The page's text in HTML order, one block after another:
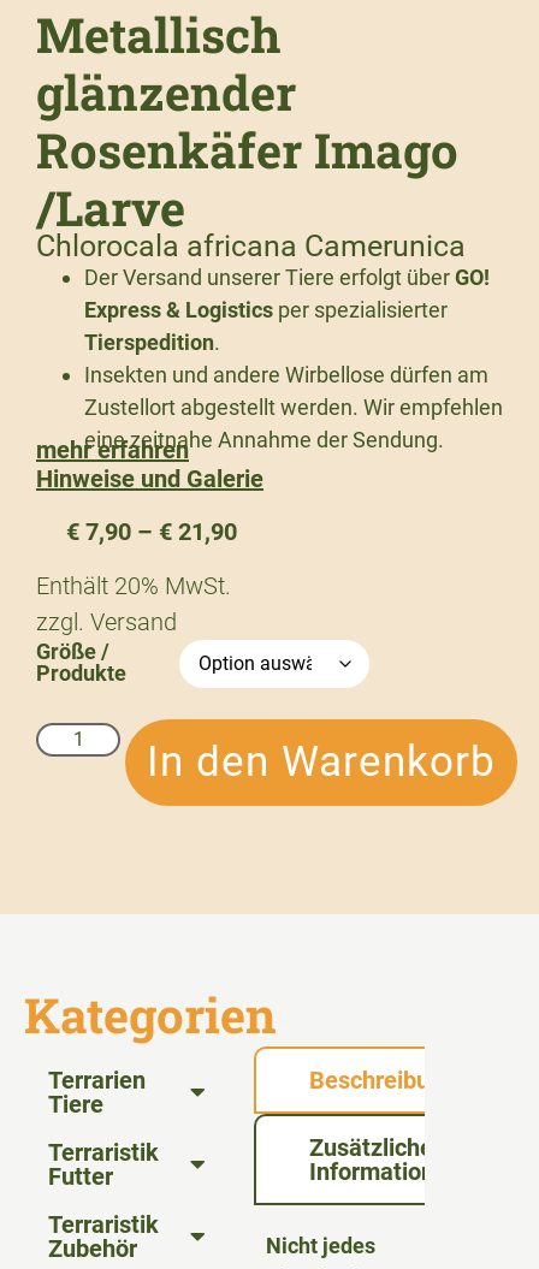
Metallisch
glänzender
Rosenkäfer Imago
/Larve
Chlorocala africana Camerunica
Der Versand unserer Tiere erfolgt überGO!
Express & Logistics per spezialisierter
Tierspedition.
Insekten und andere Wirbellose dürfen am
Zustellort abgestellt werden. Wir empfehlen
eine zeitnahe Annahme der Sendung.
mehr erfahren
Hinweise und Galerie
€ 7,90 – € 21,90
Enthält 20% MwSt.
zzgl. Versand
Größe /
Produkte
In den Warenkorb
Kategorien
Terrarien
Tiere
Terraristik
Futter
Terraristik
Zubehör
Beschreibung
Zusätzliche
Informationen
Nicht jedes